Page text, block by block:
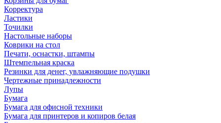
Корректура
Ластики
Точилки
Настольные наборы
Коврики на стол
Печати, оснастки, штампы
Штемпельная краска
Резинки для денег, увлажняющие подушки
Чертежные принадлежности
Лупы
Бумага
Бумага для офисной техники
Бумага для принтеров и копиров белая